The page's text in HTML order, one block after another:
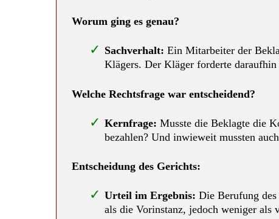
Worum ging es genau?
Sachverhalt: Ein Mitarbeiter der
Klägers. Der Kläger forderte daraufhin
Welche Rechtsfrage war entscheidend?
Kernfrage: Musste die Beklagte die
bezahlen? Und inwieweit mussten
Entscheidung des Gerichts:
Urteil im Ergebnis: Die Berufung
als die Vorinstanz, jedoch weniger als